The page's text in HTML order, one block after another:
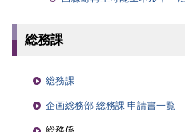
総務課
総務課
企画総務部 総務課 申請書一覧